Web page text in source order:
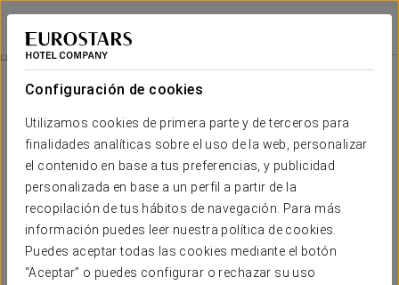
Configuración de cookies
Utilizamos cookies de primera parte y de terceros para
finalidades analíticas sobre el uso de la web, personalizar
el contenido en base a tus preferencias, y publicidad
personalizada en base a un perfil a partir de la
recopilación de tus hábitos de navegación. Para más
información puedes leer nuestra política de cookies.
Puedes aceptar todas las cookies mediante el botón
“Aceptar” o puedes configurar o rechazar su uso
Exe Almería Centro
ALMERÍA
Experiencia Business
10€